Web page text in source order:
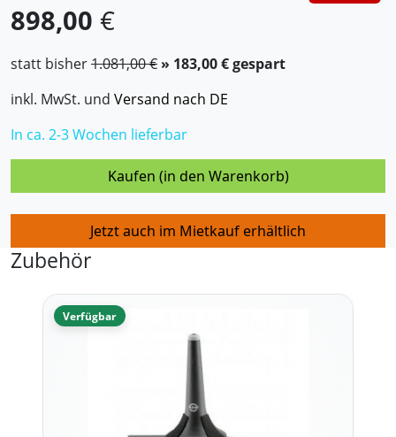
898,00 €
statt bisher1.081,00 € » 183,00 € gespart
inkl. MwSt. und Versand nach DE
In ca. 2-3 Wochen lieferbar
Kaufen (in den Warenkorb)
Jetzt auch im Mietkauf erhältlich
Zubehör
Verfügbar